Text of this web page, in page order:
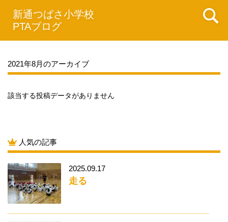
新通つばさ小学校
PTAブログ
2021年8月のアーカイブ
該当する投稿データがありません
人気の記事
2025.09.17
走る